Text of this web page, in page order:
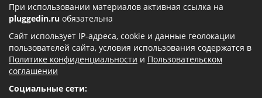
При использовании материалов активная ссылка на
pluggedin.ru обязательна
Сайт использует IP-адреса, cookie и данные геолокации
пользователей сайта, условия использования содержатся в
Политике конфиденциальности и Пользовательском
соглашении
Социальные сети: